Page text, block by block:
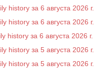
history за 6 августа 2026 г.
history за 6 августа 2026 г.
history за 6 августа 2026 г.
history за 5 августа 2026 г.
history за 5 августа 2026 г.